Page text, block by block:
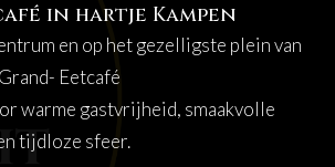
in hartje Kampen
en op het gezelligste plein van
Eetcafé
warme gastvrijheid, smaakvolle
tijdloze sfeer.